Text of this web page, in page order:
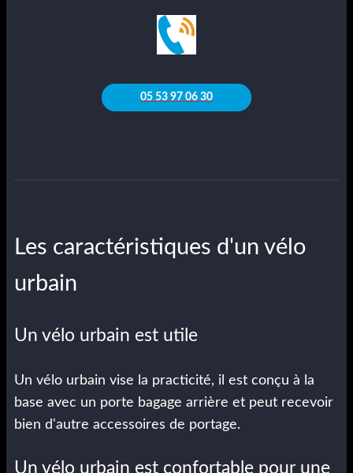
05 53 97 06 30
Les caractéristiques d'un vélo
urbain
Un vélo urbain est utile
Un vélo urbain vise la practicité, il est conçu à la
base avec un porte bagage arrière et peut recevoir
bien d'autre accessoires de portage.
Un vélo urbain est confortable pour une